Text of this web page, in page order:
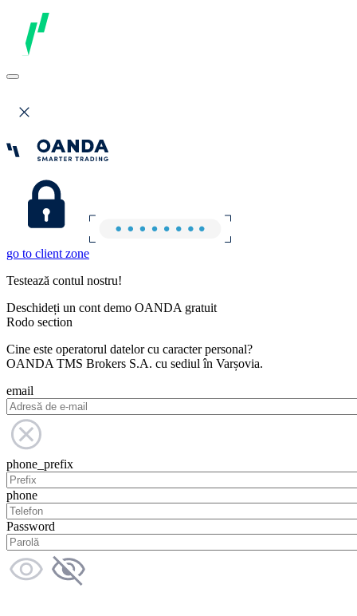
go to client zone
Testează contul nostru!
Deschideți un cont demo OANDA gratuit
Rodo section
Cine este operatorul datelor cu caracter personal?
OANDA TMS Brokers S.A. cu sediul în Varșovia.
email
phone_prefix
phone
Password